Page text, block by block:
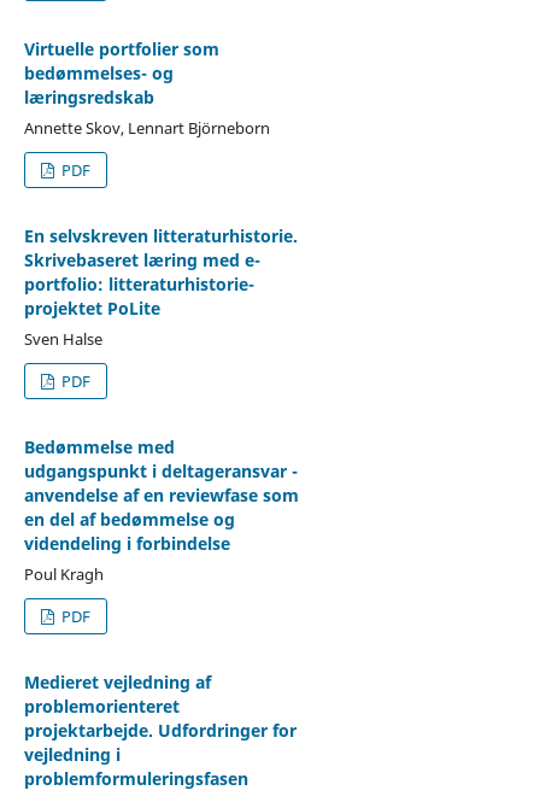
Virtuelle portfolier som
bedømmelses- og
læringsredskab
Annette Skov, Lennart Björneborn
PDF
En selvskreven litteraturhistorie.
Skrivebaseret læring med e-
portfolio: litteraturhistorie-
projektet PoLite
Sven Halse
PDF
Bedømmelse med
udgangspunkt i deltageransvar -
anvendelse af en reviewfase som
en del af bedømmelse og
videndeling i forbindelse
Poul Kragh
PDF
Medieret vejledning af
problemorienteret
projektarbejde. Udfordringer for
vejledning i
problemformuleringsfasen